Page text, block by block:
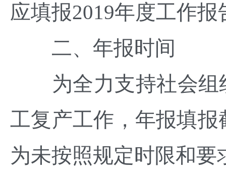
应填报2019年度工作报
二、年报时间
为全力支持社会组
工复产工作，年报填报
为未按照规定时限和